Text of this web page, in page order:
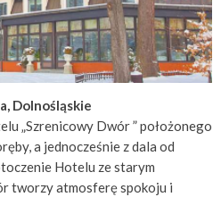
Dolnośląskie
„Szrenicowy Dwór ” położonego
a jednocześnie z dala od
Hotelu ze starym
tworzy atmosferę spokoju i